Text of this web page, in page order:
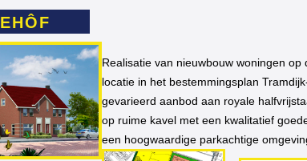
Realisatie van nieuwbouw woningen op
locatie in het bestemmingsplan
gevarieerd aanbod aan royale
op ruime kavel met een kwalitatief
een hoogwaardige parkachtige